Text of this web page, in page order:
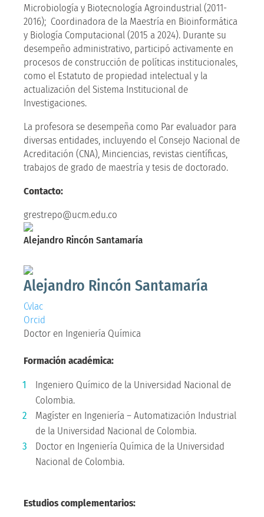
Microbiología y Biotecnología Agroindustrial (2011-
2016); Coordinadora de la Maestría en Bioinformática
y Biología Computacional (2015 a 2024). Durante su
desempeño administrativo, participó activamente en
procesos de construcción de políticas institucionales,
como el Estatuto de propiedad intelectual y la
actualización del Sistema Institucional de
Investigaciones.
La profesora se desempeña como Par evaluador para
diversas entidades, incluyendo el Consejo Nacional de
Acreditación (CNA), Minciencias, revistas científicas,
trabajos de grado de maestría y tesis de doctorado.
Contacto:
grestrepo@ucm.edu.co
Alejandro Rincón Santamaría
Alejandro Rincón Santamaría
Cvlac
Orcid
Doctor en Ingeniería Química
Formación académica:
Ingeniero Químico de la Universidad Nacional de
Colombia.
Magíster en Ingeniería – Automatización Industrial
de la Universidad Nacional de Colombia.
Doctor en Ingeniería Química de la Universidad
Nacional de Colombia.
Estudios complementarios: